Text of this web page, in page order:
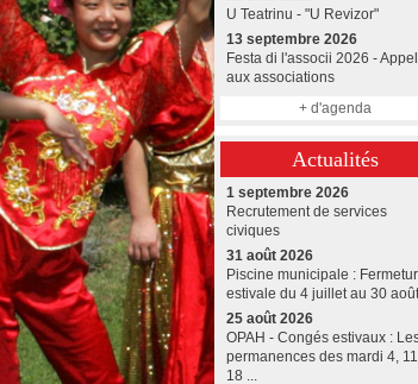
U Teatrinu - "U Revizor"
13 septembre 2026
Festa di l'associi 2026 - Appel
aux associations
+ d'agenda
Actualités
1 septembre 2026
Recrutement de services
civiques
31 août 2026
Piscine municipale :
estivale du 4 juillet au 30
25 août 2026
OPAH - Congés estivaux :
permanences des mardi 4,
18 ...